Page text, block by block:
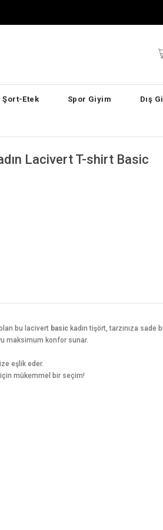
Şort-Etek Spor Giyim Dış
Lacivert T-shirt Basic
bu lacivert basic kadın tişört, tarzınıza sade
maksimum konfor sunar.
eşlik eder.
için mükemmel bir seçim!